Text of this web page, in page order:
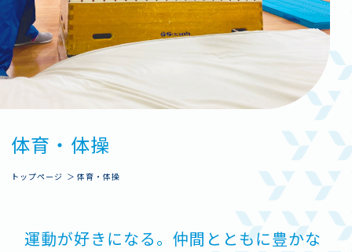
ひとりを見つめ、
個々にあった
Wellness Life
Styleの形成をお手
体育 ・ 体操
トップページ 体育・体操
運動が好きになる。仲間 と と もに豊かな
ジュニア体育 年長〜小学3年生
ジムナスティックスA
年長～小学6年生
ワッペン なし～カンガルー
ジムナスティックスB
ヒョウ以上
ヒヨコ
横転
ぶらさがりA (順手10秒)
リス
前転A (坂道)
ぶらさがりB (ぶたのまるやき)
ウサギ
後転A (坂道)
腕立て支持
パンダ
前転B (フラット)
開脚前転
モンキー
後転B (フラット)
開脚後転
カモシカ
ブリッジ
足抜き前まわり
カンガルー
壁のぼり倒立
踏みこしおり
ヒョウ
壁倒立
さかあがりB (ロイター板等使用)
トラ
伸膝後転
側転
ライオン
倒立前転A (瞬時倒立静止)
側転連続